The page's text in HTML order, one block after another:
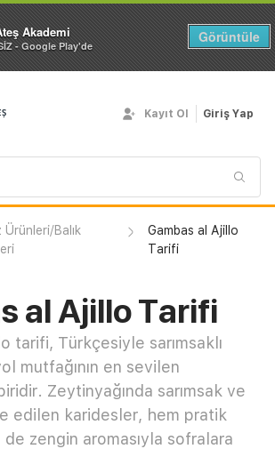
Akademi
- Google Play'de
Görüntüle
Kayıt Ol Giriş Yap
Ürünleri/Balık
Gambas al Ajillo
Tarifi
al Ajillo Tarifi
tarifi, Türkçesiyle sarımsaklı
mutfağının en sevilen
Zeytinyağında sarımsak ve
edilen karidesler, hem pratik
de zengin aromasıyla sofralara